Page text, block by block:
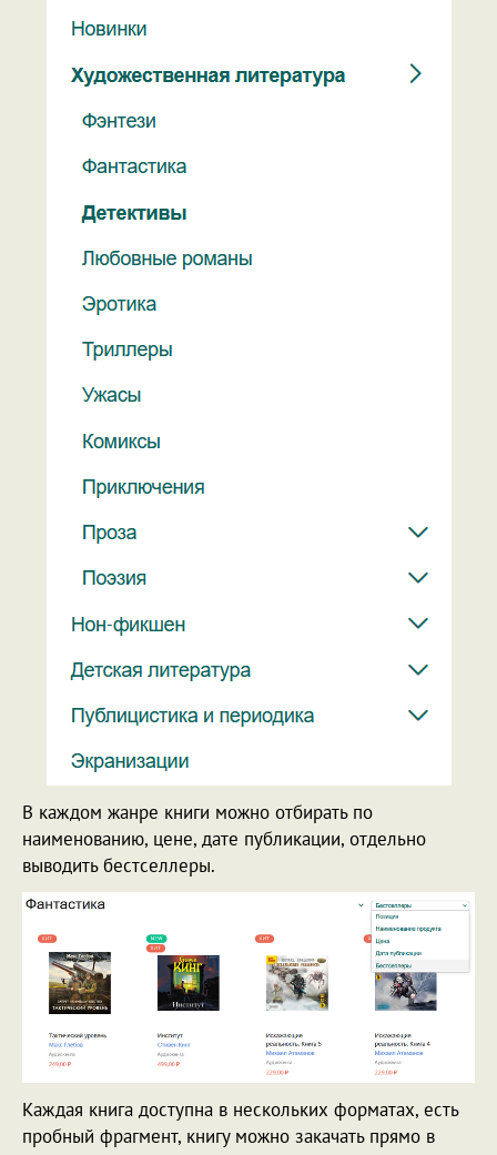
В каждом жанре книги можно отбирать по
наименованию, цене, дате публикации, отдельно
выводить бестселлеры.
Каждая книга доступна в нескольких форматах, есть
пробный фрагмент, книгу можно закачать прямо в